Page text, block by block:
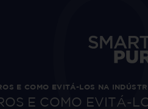
E COMO EVITÁ-LOS NA
E COMO EVITÁ-